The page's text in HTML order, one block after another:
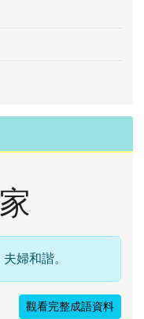
婦和諧。
觀看完整成語資料